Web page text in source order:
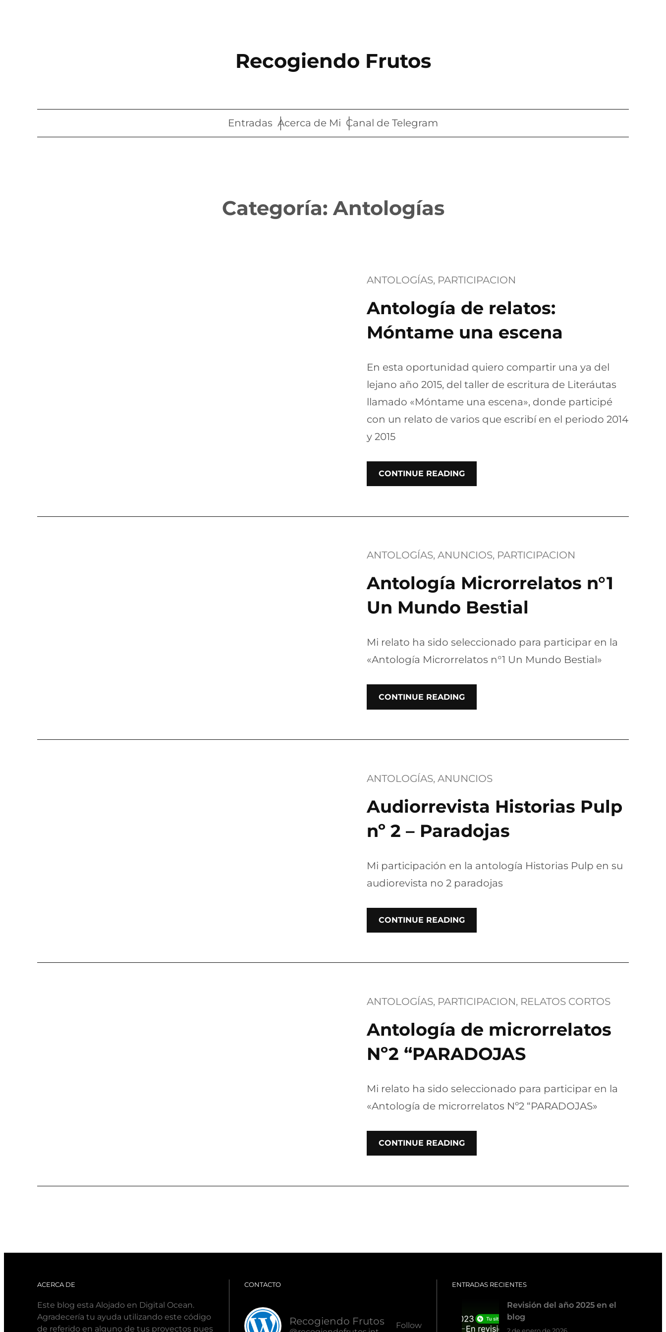
Recogiendo Frutos
Entradas Acerca de Mi Canal de Telegram
Categoría:Antologías
ANTOLOGÍAS, PARTICIPACION
Antología de relatos:
Móntame una escena
En esta oportunidad quiero compartir una ya del
lejano año 2015, del taller de escritura de Literáutas
llamado «Móntame una escena», donde participé
con un relato de varios que escribí en el periodo 2014
y 2015
CONTINUE READING
ANTOLOGÍAS, ANUNCIOS, PARTICIPACION
Antología Microrrelatos n°1
Un Mundo Bestial
Mi relato ha sido seleccionado para participar en la
«Antología Microrrelatos n°1 Un Mundo Bestial»
CONTINUE READING
ANTOLOGÍAS, ANUNCIOS
Audiorrevista Historias Pulp
nº 2 – Paradojas
Mi participación en la antología Historias Pulp en su
audiorevista no 2 paradojas
CONTINUE READING
ANTOLOGÍAS, PARTICIPACION, RELATOS CORTOS
Antología de microrrelatos
Nº2 “PARADOJAS
Mi relato ha sido seleccionado para participar en la
«Antología de microrrelatos Nº2 “PARADOJAS»
CONTINUE READING
ACERCA DE
Este blog esta Alojado en Digital Ocean.
Agradecería tu ayuda utilizando este código
de referido en alguno de tus proyectos pues
CONTACTO
Recogiendo Frutos Follow
ENTRADAS RECIENTES
Revisión del año 2025 en el
blog